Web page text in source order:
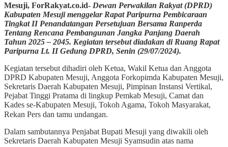
Mesuji, ForRakyat.co.id- Dewan Perwakilan Rakyat (DPRD)
Kabupaten Mesuji menggelar Rapat Paripurna Pembicaraan
Tingkat II Penandatangan Persetujuan Bersama Ranperda
Tentang Rencana Pembangunan Jangka Panjang Daerah
Tahun 2025 – 2045. Kegiatan tersebut diadakan di Ruang Rapat
Paripurna Lt. II Gedung DPRD, Senin (29/07/2024).
Kegiatan tersebut dihadiri oleh Ketua, Wakil Ketua dan Anggota
DPRD Kabupaten Mesuji, Anggota Forkopimda Kabupaten Mesuji,
Sekretaris Daerah Kabupaten Mesuji, Pimpinan Instansi Vertikal,
Pejabat Tinggi Pratama di lingkup Pemkab Mesuji, Camat dan
Kades se-Kabupaten Mesuji, Tokoh Agama, Tokoh Masyarakat,
Rekan Pers dan tamu undangan.
Dalam sambutannya Penjabat Bupati Mesuji yang diwakili oleh
Sekretaris Daerah Kabupaten Mesuji Syamsudin atas nama